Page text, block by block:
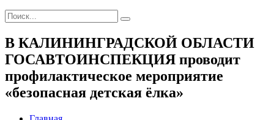
В КАЛИНИНГРАДСКОЙ ОБЛАСТИ
ГОСАВТОИНСПЕКЦИЯ проводит
профилактическое мероприятие
«безопасная детская ёлка»